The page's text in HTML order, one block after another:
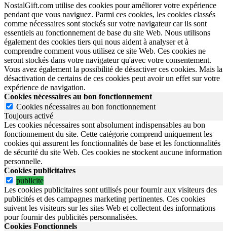
NostalGift.com utilise des cookies pour améliorer votre expérience
pendant que vous naviguez. Parmi ces cookies, les cookies classés
comme nécessaires sont stockés sur votre navigateur car ils sont
essentiels au fonctionnement de base du site Web. Nous utilisons
également des cookies tiers qui nous aident à analyser et à
comprendre comment vous utilisez ce site Web. Ces cookies ne
seront stockés dans votre navigateur qu'avec votre consentement.
Vous avez également la possibilité de désactiver ces cookies. Mais la
désactivation de certains de ces cookies peut avoir un effet sur votre
expérience de navigation.
Cookies nécessaires au bon fonctionnement
Cookies nécessaires au bon fonctionnement
Toujours activé
Les cookies nécessaires sont absolument indispensables au bon
fonctionnement du site. Cette catégorie comprend uniquement les
cookies qui assurent les fonctionnalités de base et les fonctionnalités
de sécurité du site Web. Ces cookies ne stockent aucune information
personnelle.
Cookies publicitaires
publicite
Les cookies publicitaires sont utilisés pour fournir aux visiteurs des
publicités et des campagnes marketing pertinentes. Ces cookies
suivent les visiteurs sur les sites Web et collectent des informations
pour fournir des publicités personnalisées.
Cookies Fonctionnels